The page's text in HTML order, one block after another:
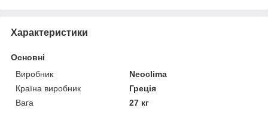
Характеристики
Основні
Виробник
Neoclima
Країна виробник
Греція
Вага
27 кг